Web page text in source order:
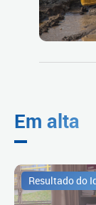
Em alta
Resultado do